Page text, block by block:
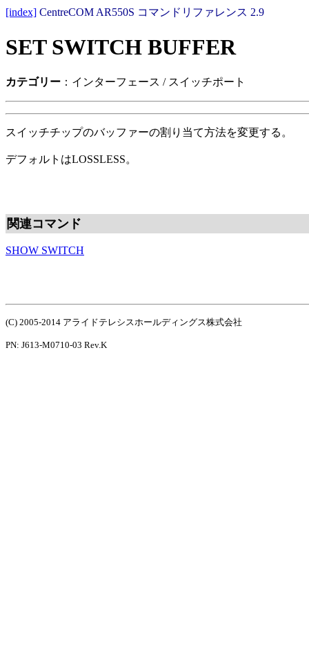
[index] CentreCOM AR550S コマンドリファレンス 2.9
SET SWITCH BUFFER
カテゴリー ：インターフェース / スイッチポート
スイッチチップのバッファーの割り当て方法を変更する。
デフォルトはLOSSLESS。
関連コマンド
SHOW SWITCH
(C) 2005-2014 アライドテレシスホールディングス株式会社
PN: J613-M0710-03 Rev.K